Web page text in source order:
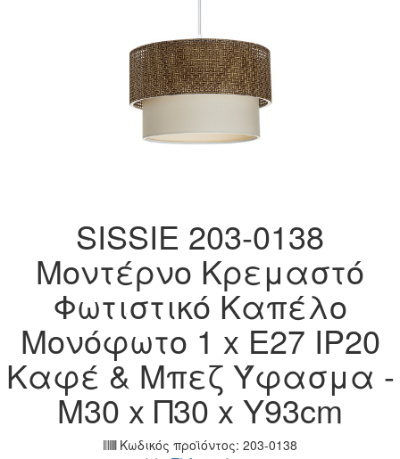
SISSIE 203-0138
Μοντέρνο Κρεμαστό
Φωτιστικό Καπέλο
Μονόφωτο 1 x E27 IP20
Καφέ & Μπεζ Ύφασμα -
Μ30 x Π30 x Υ93cm
Κωδικός προϊόντος: 203-0138